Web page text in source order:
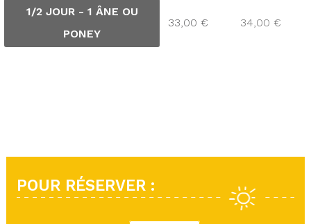
1/2 JOUR - 1 ÂNE OU
PONEY
33,00 € 34,00 €
POUR RÉSERVER :